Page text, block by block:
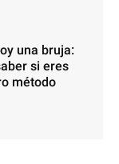
una bruja:
si eres
método